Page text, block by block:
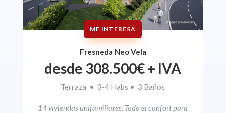
ME INTERESA
Fresneda Neo Vela
desde 308.500€+ IVA
Terraza • 3-4 Habs • 3 Baños
14 viviendas unifamiliares. Todo el confort para